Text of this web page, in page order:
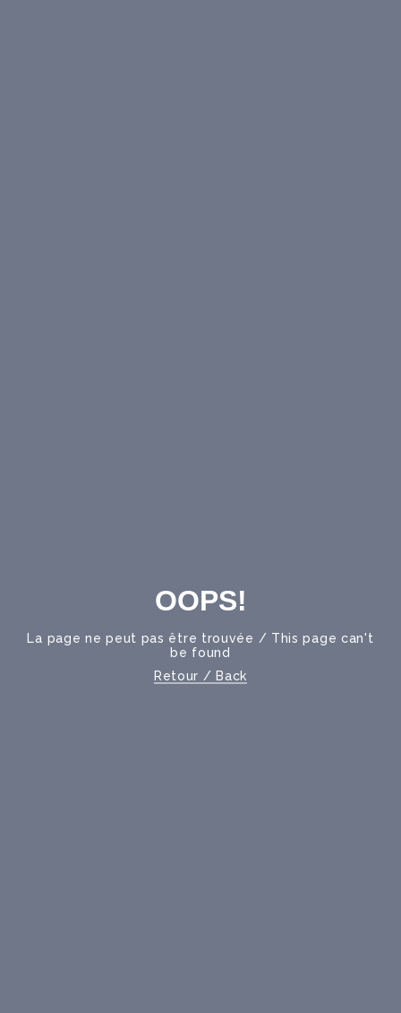
OOPS!
La page ne peut pas être trouvée / This page can't
be found
Retour / Back